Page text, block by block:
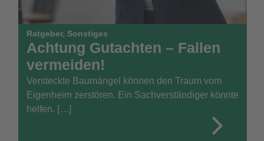
Ratgeber, Sonstiges
Achtung Gutachten – Fallen
vermeiden!
Versteckte Baumängel können den Traum vom
Eigenheim zerstören. Ein Sachverständiger könnte
helfen. […]